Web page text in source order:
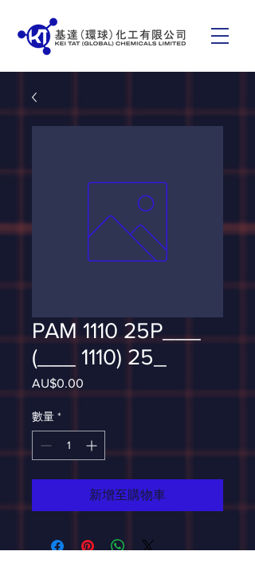
PAM 1110 25P___
(___ 1110) 25_
AU$0.00
數量 *
新增至購物車